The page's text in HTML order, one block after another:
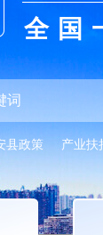
全国
县政策 产业扶